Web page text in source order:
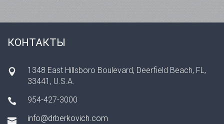
КОНТАКТЫ
1348 East Hillsboro Boulevard, Deerfield Beach, FL,
33441, U.S.A.
954-427-3000
info@drberkovich.com